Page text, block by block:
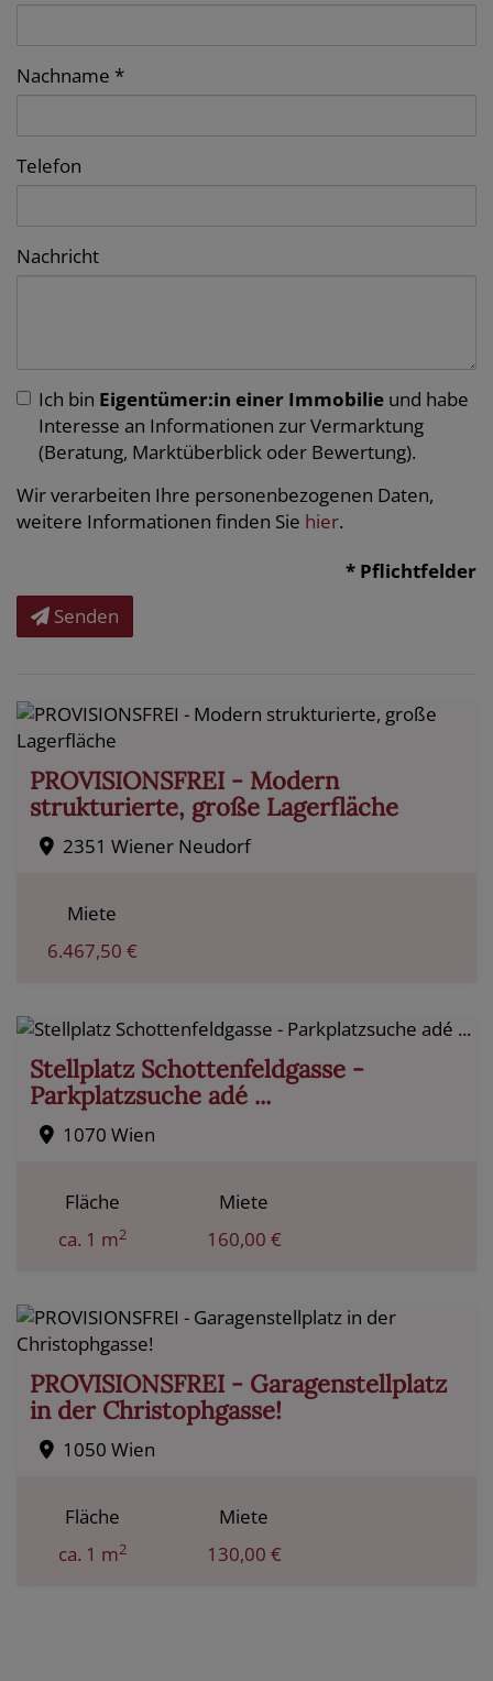
Nachname
Telefon
Nachricht
Ich bin Eigentümer:in einer Immobilie und habe
Interesse an Informationen zur Vermarktung
(Beratung, Marktüberblick oder Bewertung).
Wir verarbeiten Ihre personenbezogenen Daten,
weitere Informationen finden Sie hier.
Senden
* Pflichtfelder
PROVISIONSFREI - Modern
strukturierte, große Lagerfläche
2351 Wiener Neudorf
Miete
6.467,50 €
Stellplatz Schottenfeldgasse -
Parkplatzsuche adé ...
1070 Wien
Fläche
ca. 1 m2
Miete
160,00 €
PROVISIONSFREI - Garagenstellplatz
in der Christophgasse!
1050 Wien
Fläche
ca. 1 m2
Miete
130,00 €